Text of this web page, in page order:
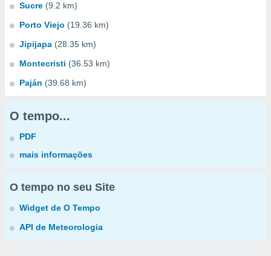
Sucre (9.2 km)
Porto Viejo (19.36 km)
Jipijapa (28.35 km)
Montecristi (36.53 km)
Paján (39.68 km)
O tempo...
PDF
mais informações
O tempo no seu Site
Widget de O Tempo
API de Meteorologia